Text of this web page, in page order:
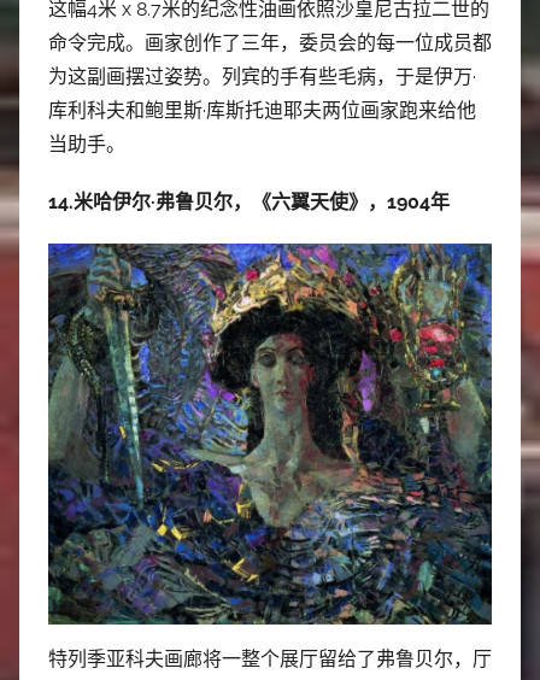
这幅4米 x 8.7米的纪念性油画依照沙皇尼古拉二世的
命令完成。画家创作了三年，委员会的每一位成员都
为这副画摆过姿势。列宾的手有些毛病，于是伊万·
库利科夫和鲍里斯·库斯托迪耶夫两位画家跑来给他
当助手。
14.米哈伊尔·弗鲁贝尔，《六翼天使》，1904年
特列季亚科夫画廊将一整个展厅留给了弗鲁贝尔，厅